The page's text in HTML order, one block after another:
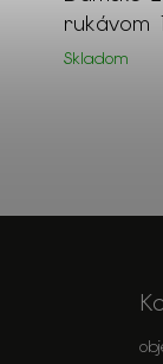
rukávom
Skladom